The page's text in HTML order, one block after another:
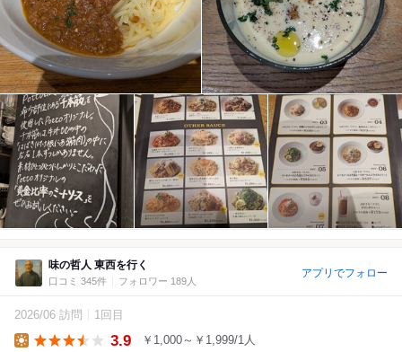
味の哲人 東西を行く
口コミ 345件 フォロワー 189人
アプリでフォロー
2026/06 訪問 1回目
3.9 ￥1,000～￥1,999/1人